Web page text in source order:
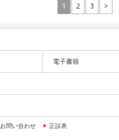
1 2 3 >
電子書籍
お問い合わせ
正誤表